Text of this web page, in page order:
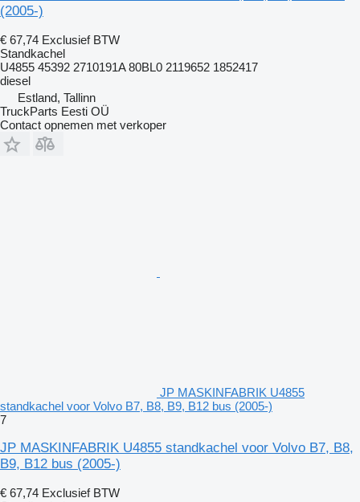
(2005-)
€ 67,74 Exclusief BTW
Standkachel
U4855 45392 2710191A 80BL0 2119652 1852417
diesel
Estland, Tallinn
TruckParts Eesti OÜ
Contact opnemen met verkoper
JP MASKINFABRIK U4855
standkachel voor Volvo B7, B8, B9, B12 bus (2005-)
7
JP MASKINFABRIK U4855 standkachel voor Volvo B7, B8,
B9, B12 bus (2005-)
€ 67,74 Exclusief BTW